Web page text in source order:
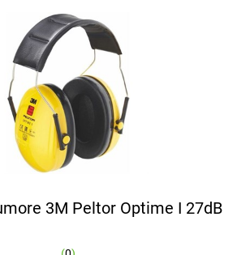
3M Peltor Optime I 27dB